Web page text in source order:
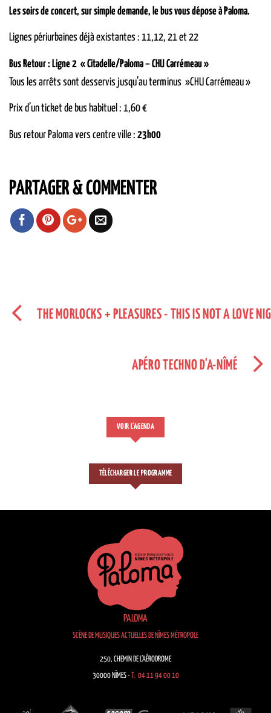
Les soirs de concert, sur simple demande, le bus vous dépose à Paloma.
Lignes périurbaines déjà existantes : 11,12, 21 et 22
Bus Retour : Ligne 2 « Citadelle/Paloma – CHU Carrémeau »
Tous les arrêts sont desservis jusqu’au terminus »CHU Carrémeau »
Prix d’un ticket de bus habituel : 1,60 €
Bus retour Paloma vers centre ville : 23h00
PARTAGER & COMMENTER
THE MORLOCKS + PLEASURES - THIS IS NOT A LOVE
APÉRO TECHNO D'A-NÎMÉ
VOIR L'AGENDA
TÉLÉCHARGER LE PROGRAMME
PALOMA
SCÈNE DE MUSIQUES ACTUELLES DE NÎMES MÉTROPOLE
250, CHEMIN DE L’AÉRODROME
30000 NÎMES - T. 04 11 94 00 10